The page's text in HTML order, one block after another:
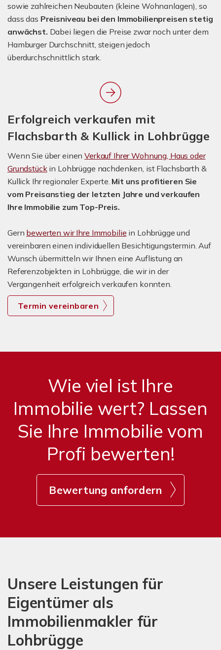
sowie zahlreichen Neubauten (kleine Wohnanlagen), so
dass das Preisniveau bei den Immobilienpreisen stetig
anwächst. Dabei liegen die Preise zwar noch unter dem
Hamburger Durchschnitt, steigen jedoch
überdurchschnittlich stark.
Erfolgreich verkaufen mit
Flachsbarth & Kullick in Lohbrügge
Wenn Sie über einenVerkauf Ihrer Wohnung, Haus oder
Grundstück in Lohbrügge nachdenken, ist Flachsbarth &
Kullick Ihr regionaler Experte. Mit uns profitieren Sie
vom Preisanstieg der letzten Jahre und verkaufen
Ihre Immobilie zum Top-Preis.
Gern bewerten wir Ihre Immobilie in Lohbrügge und
vereinbaren einen individuellen Besichtigungstermin. Auf
Wunsch übermitteln wir Ihnen eine Auflistung an
Referenzobjekten in Lohbrügge, die wir in der
Vergangenheit erfolgreich verkaufen konnten.
Termin vereinbaren
Wie viel ist Ihre
Immobilie wert? Lassen
Sie Ihre Immobilie vom
Profi bewerten!
Bewertung anfordern
Unsere Leistungen für
Eigentümer als
Immobilienmakler für
Lohbrügge